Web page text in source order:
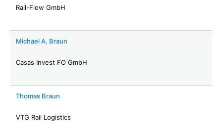
Rail-Flow GmbH
Michael A. Braun
Casas Invest FO GmbH
Thomas Braun
VTG Rail Logistics